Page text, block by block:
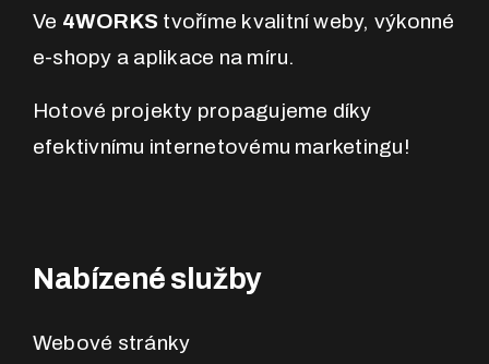
Ve 4WORKS tvoříme kvalitní weby, výkonné
e-shopy a aplikace na míru.
Hotové projekty propagujeme díky
efektivnímu internetovému marketingu!
Nabízené služby
Webové stránky